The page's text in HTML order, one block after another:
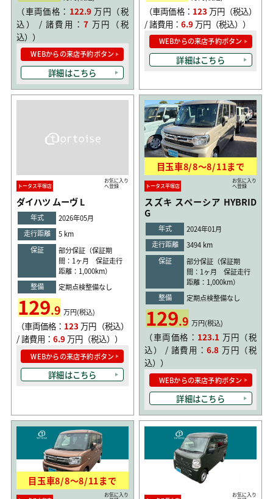
（車両価格： 122.9万円（税
込） / 諸費用：7 万円（税
込））
WEBからの来店予約ボタン
詳細はこちら
（車両価格： 123 万円（税込）
/ 諸費用：6.9万円（税込））
WEBからの来店予約ボタン
詳細はこちら
トータス平塚店
お気に入り
へ登録
ダイハツ ムーヴ L
年式
2026年05月
走行距離
5 km
保証
部分保証（保証期
間：1ヶ月 保証走行
距離：1,000km）
整備
定期点検整備なし
129.9 万円(税込)
（車両価格： 123 万円（税込）
/ 諸費用：6.9万円（税込））
WEBからの来店予約ボタン
詳細はこちら
目玉車8/8〜8/11まで
トータス平塚店
お気に入り
へ登録
スズキ スペーシア HYBRID
G
年式
2024年01月
走行距離
3494 km
保証
部分保証（保証期
間：1ヶ月 保証走行
距離：1,000km）
整備
定期点検整備なし
129.9 万円(税込)
（車両価格： 123.1 万円（税
込） / 諸費用：6.8 万円（税
込））
WEBからの来店予約ボタン
詳細はこちら
目玉車8/8〜8/11まで
お気に入り
お気に入り